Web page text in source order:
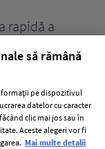
rapidă a
să rămână
pe dispozitivul
datelor cu caracter
clic mai jos sau în
Aceste alegeri vor fi
Mai multe detalii